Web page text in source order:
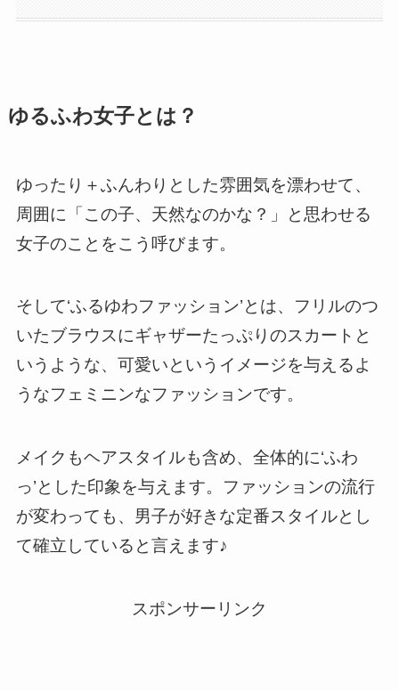
ゆるふわ女子とは？
ゆったり＋ふんわり とした雰囲気を漂わせて、
周囲に「この子、天然なのかな？」と思わせる
女子のことをこう呼びます。
そして‘ふるゆわファッション’とは、フリルのつ
いたブラウスにギャザーたっぷりのスカートと
いうような、可愛いというイメージを与えるよ
うなフェミニンなファッションです。
メイクもヘアスタイルも含め、全体的に‘ふわ
っ’とした印象を与えます。ファッションの流行
が変わっても、男子が好きな定番スタイルとし
て確立していると言えます♪
スポンサーリンク